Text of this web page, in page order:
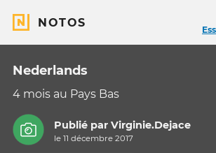
NOTOS
Nederlands
4 mois au Pays Bas
Publié parVirginie.Dejace
le 11 décembre 2017